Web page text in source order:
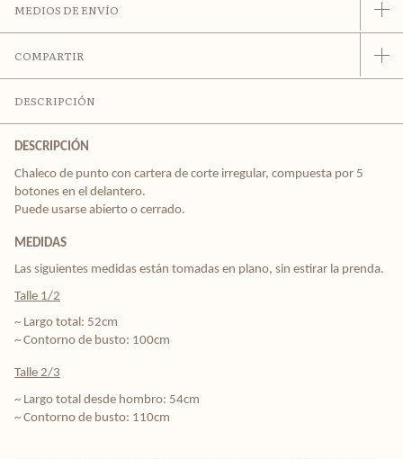
MEDIOS DE ENVÍO
COMPARTIR
DESCRIPCIÓN
DESCRIPCIÓN
Chaleco de punto con cartera de corte irregular, compuesta por 5
botones en el delantero.
Puede usarse abierto o cerrado.
MEDIDAS
Las siguientes medidas están tomadas en plano, sin estirar la prenda.
Talle 1/2
~ Largo total: 52cm
~ Contorno de busto: 100cm
Talle 2/3
~ Largo total desde hombro: 54cm
~ Contorno de busto: 110cm